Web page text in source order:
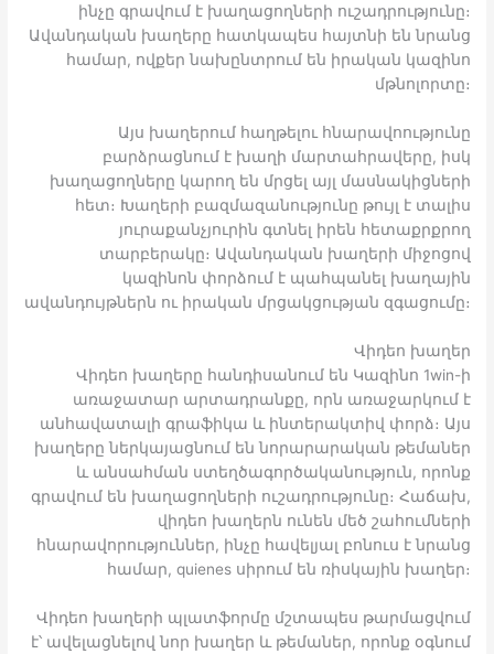
ինչը գրավում է խաղացողների ուշադրությունը։
Ավանդական խաղերը հատկապես հայտնի են նրանց
համար, ովքեր նախընտրում են իրական կազինո
մթնոլորտը։
Այս խաղերում հաղթելու հնարավոությունը
բարձրացնում է խաղի մարտահրավերը, իսկ
խաղացողները կարող են մրցել այլ մասնակիցների
հետ։ Խաղերի բազմազանությունը թույլ է տալիս
յուրաքանչյուրին գտնել իրեն հետաքրքրող
տարբերակը։ Ավանդական խաղերի միջոցով
կազինոն փորձում է պահպանել խաղային
ավանդույթներն ու իրական մրցակցության զգացումը։
Վիդեո խաղեր
Վիդեո խաղերը հանդիսանում են Կազինո 1win-ի
առաջատար արտադրանքը, որն առաջարկում է
անհավատալի գրաֆիկա և ինտերակտիվ փորձ։ Այս
խաղերը ներկայացնում են նորարարական թեմաներ
և անսահման ստեղծագործականություն, որոնք
գրավում են խաղացողների ուշադրությունը։ Հաճախ,
վիդեո խաղերն ունեն մեծ շահումների
հնարավորություններ, ինչը հավելյալ բոնուս է նրանց
համար, quienes սիրում են ռիսկային խաղեր։
Վիդեո խաղերի պլատֆորմը մշտապես թարմացվում
է՝ ավելացնելով նոր խաղեր և թեմաներ, որոնք օգնում